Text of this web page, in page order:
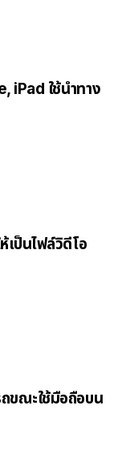
iPad ใช้นำทาง
ป็นไฟล์วิดีโอ
ถขณะใช้มือถือบน